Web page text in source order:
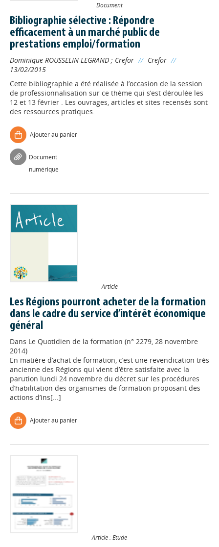
Document
Bibliographie sélective : Répondre
efficacement à un marché public de
prestations emploi/formation
Dominique ROUSSELIN-LEGRAND ; Crefor // Crefor //
13/02/2015
Cette bibliographie a été réalisée à l’occasion de la session
de professionnalisation sur ce thème qui s’est déroulée les
12 et 13 février . Les ouvrages, articles et sites recensés sont
des ressources pratiques.
Ajouter au panier
Document
numérique
Article
Les Régions pourront acheter de la formation
dans le cadre du service d’intérêt économique
général
Dans Le Quotidien de la formation (n° 2279, 28 novembre
2014)
En matière d’achat de formation, c’est une revendication très
ancienne des Régions qui vient d’être satisfaite avec la
parution lundi 24 novembre du décret sur les procédures
d’habilitation des organismes de formation proposant des
actions d’ins[...]
Ajouter au panier
Article : Etude